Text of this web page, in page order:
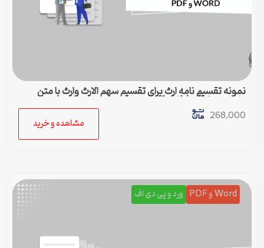
نمونه تقسیم نامه ارث برای تقسیم سهم الارث وارث با متن
کامل و حقوقی | فایل pdf و ورد
268,000
مشاهده و خرید
Word و PDF ورد و پی دی اف